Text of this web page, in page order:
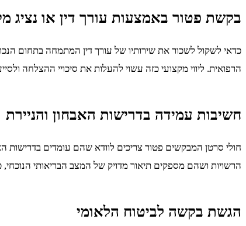
בקשת פטור באמצעות עורך דין או נציג
כדאי לשקול לשכור את שירותיו של עורך דין המתמחה בתחום
הרפואית. ליווי מקצועי כזה עשוי להעלות את סיכויי ההצלחה
חשיבות עמידה בדרישות האבחון והניירת
חולי סרטן המבקשים פטור צריכים לוודא שהם עומדים
הרשויות ושהם מספקים תיאור מדויק של המצב הבריאותי הנוכחי,
הגשת בקשה לביטוח הלאומי